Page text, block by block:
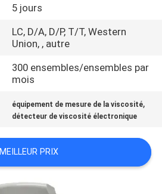
5 jours
LC, D/A, D/P, T/T, Western
Union, , autre
300 ensembles/ensembles par
mois
équipement de mesure de la viscosité,
détecteur de viscosité électronique
MEILLEUR PRIX